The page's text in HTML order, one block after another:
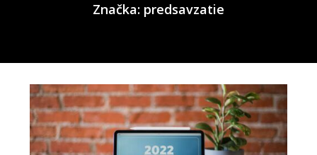
Značka: predsavzatie